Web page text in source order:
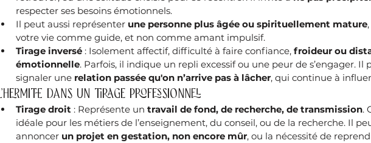
respecter ses besoins émotionnels.
Il peut aussi représenter une personne plus âgée ou spirituellement mature
votre vie comme guide, et non comme amant impulsif.
Tirage inversé : Isolement affectif, difficulté à faire confiance, froideur ou
émotionnelle. Parfois, il indique un repli excessif ou une peur de s’engager. Il
signaler une relation passée qu'on n’arrive pas à lâcher, qui continue à
L’Hermite dans un tirage professionnel
Tirage droit : Représente un travail de fond, de recherche, de transmission.
idéale pour les métiers de l’enseignement, du conseil, ou de la recherche. Il
annoncer un projet en gestation, non encore mûr, ou la nécessité de